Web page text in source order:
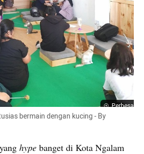
Perbesar
bermain dengan kucing - By
hype banget di Kota Ngalam